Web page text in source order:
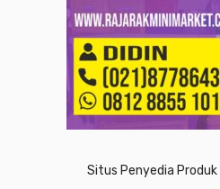
Situs Penyedia